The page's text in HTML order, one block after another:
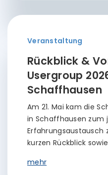
Veranstaltung
Rückblick &
Usergroup
Schaffhausen
Am 21. Mai kam die
in Schaffhausen zum
Erfahrungsaustausch
kurzen Rückblick
mehr